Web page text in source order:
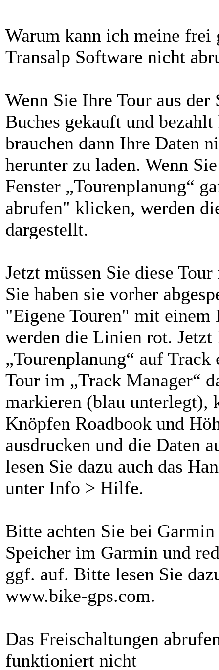
Warum kann ich meine frei
Transalp Software nicht
Wenn Sie Ihre Tour aus der
Buches gekauft und
brauchen dann Ihre Daten
herunter zu laden. Wenn
Fenster „Tourenplanung“
abrufen" klicken, werden
dargestellt.
Jetzt müssen Sie diese
Sie haben sie vorher
"Eigene Touren" mit
werden die Linien rot.
„Tourenplanung“ auf
Tour im „Track Manager“
markieren (blau unterlegt),
Knöpfen Roadbook und
ausdrucken und die Daten
lesen Sie dazu auch das
unter Info > Hilfe.
Bitte achten Sie bei
Speicher im Garmin und
ggf. auf. Bitte lesen Sie
www.bike-gps.com.
Das Freischaltungen
funktioniert nicht